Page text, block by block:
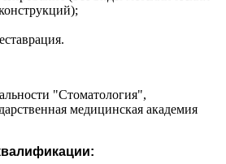
"Стоматология",
медицинская академия